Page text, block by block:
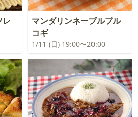
レ
マンダリンネーブルプル
コギ
1/11 (日) 19:00〜20:00